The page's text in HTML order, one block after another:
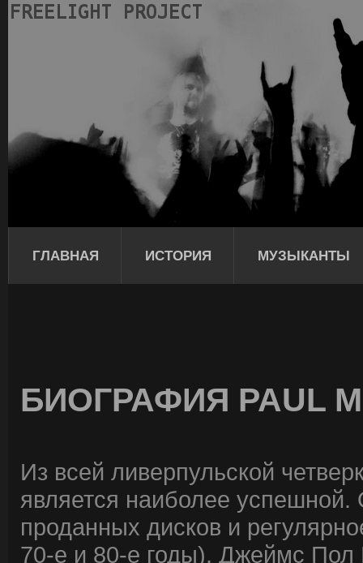
ГЛАВНАЯ ИСТОРИЯ МУЗЫКАНТЫ
БИОГРАФИЯ PAUL
Из всей ливерпульской
является наиболее
проданных дисков и
70-е и 80-е годы). Джеймс Пол